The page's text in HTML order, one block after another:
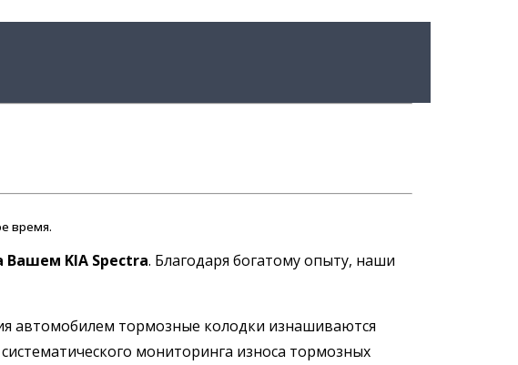
время.
Вашем KIA Spectra. Благодаря богатому опыту, наши
автомобилем тормозные колодки изнашиваются
мониторинга износа тормозных